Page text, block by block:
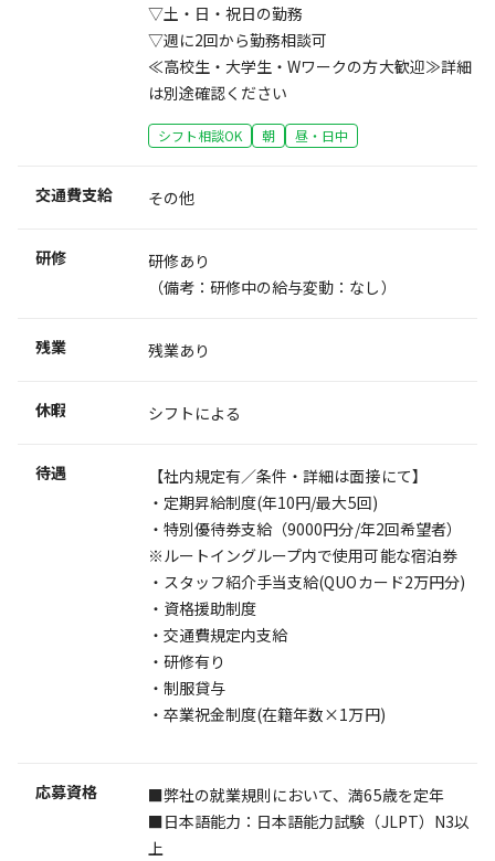
▽土・日・祝日の勤務
▽週に2回から勤務相談可
≪高校生・大学生・Wワークの方大歓迎≫詳細
は別途確認ください
シフト相談OK 朝 昼・日中
交通費支給 その他
研修
研修あり
（備考：研修中の給与変動：なし）
残業 残業あり
休暇 シフトによる
待遇
【社内規定有／条件・詳細は面接にて】
・定期昇給制度(年10円/最大5回)
・特別優待券支給（9000円分/年2回希望者）
※ルートイングループ内で使用可能な宿泊券
・スタッフ紹介手当支給(QUOカード2万円分)
・資格援助制度
・交通費規定内支給
・研修有り
・制服貸与
・卒業祝金制度(在籍年数×1万円)
応募資格
■弊社の就業規則において、満65歳を定年
■日本語能力：日本語能力試験（JLPT）N3以
上